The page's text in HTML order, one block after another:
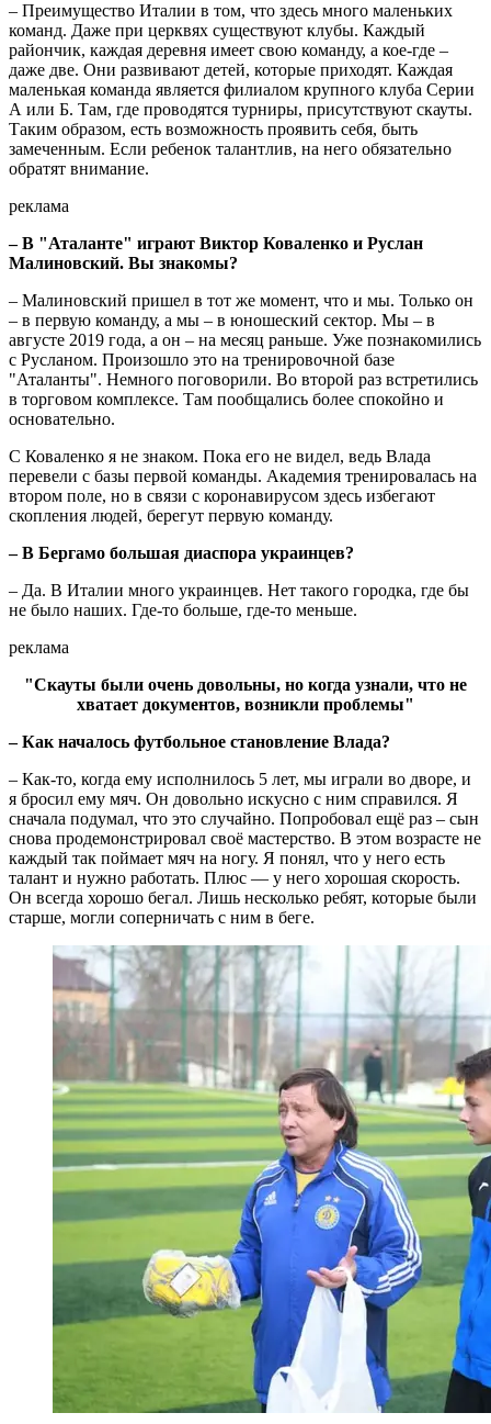
– Преимущество Италии в том, что здесь много маленьких
команд. Даже при церквях существуют клубы. Каждый
райончик, каждая деревня имеет свою команду, а кое-где –
даже две. Они развивают детей, которые приходят. Каждая
маленькая команда является филиалом крупного клуба Серии
А или Б. Там, где проводятся турниры, присутствуют скауты.
Таким образом, есть возможность проявить себя, быть
замеченным. Если ребенок талантлив, на него обязательно
обратят внимание.
реклама
– В "Аталанте" играют Виктор Коваленко и Руслан
Малиновский. Вы знакомы?
– Малиновский пришел в тот же момент, что и мы. Только он
– в первую команду, а мы – в юношеский сектор. Мы – в
августе 2019 года, а он – на месяц раньше. Уже познакомились
с Русланом. Произошло это на тренировочной базе
"Аталанты". Немного поговорили. Во второй раз встретились
в торговом комплексе. Там пообщались более спокойно и
основательно.
С Коваленко я не знаком. Пока его не видел, ведь Влада
перевели с базы первой команды. Академия тренировалась на
втором поле, но в связи с коронавирусом здесь избегают
скопления людей, берегут первую команду.
– В Бергамо большая диаспора украинцев?
– Да. В Италии много украинцев. Нет такого городка, где бы
не было наших. Где-то больше, где-то меньше.
реклама
"Скауты были очень довольны, но когда узнали, что не
хватает документов, возникли проблемы"
– Как началось футбольное становление Влада?
– Как-то, когда ему исполнилось 5 лет, мы играли во дворе, и
я бросил ему мяч. Он довольно искусно с ним справился. Я
сначала подумал, что это случайно. Попробовал ещё раз – сын
снова продемонстрировал своё мастерство. В этом возрасте не
каждый так поймает мяч на ногу. Я понял, что у него есть
талант и нужно работать. Плюс — у него хорошая скорость.
Он всегда хорошо бегал. Лишь несколько ребят, которые были
старше, могли соперничать с ним в беге.